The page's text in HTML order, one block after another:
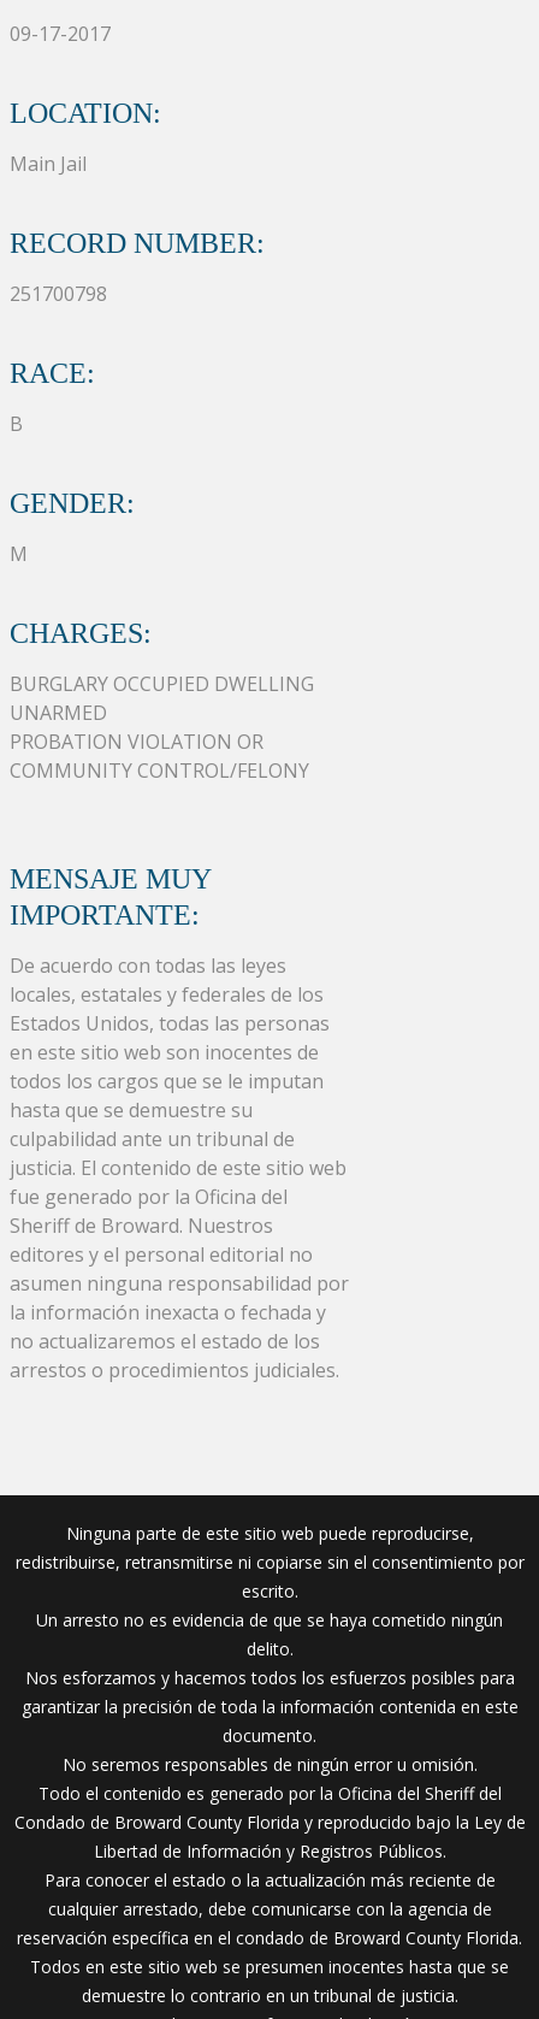
09-17-2017
LOCATION:
Main Jail
RECORD NUMBER:
251700798
RACE:
B
GENDER:
M
CHARGES:
BURGLARY OCCUPIED DWELLING
UNARMED
PROBATION VIOLATION OR
COMMUNITY CONTROL/FELONY
MENSAJE MUY
IMPORTANTE:
De acuerdo con todas las leyes
locales, estatales y federales de los
Estados Unidos, todas las personas
en este sitio web son inocentes de
todos los cargos que se le imputan
hasta que se demuestre su
culpabilidad ante un tribunal de
justicia. El contenido de este sitio web
fue generado por la Oficina del
Sheriff de Broward. Nuestros
editores y el personal editorial no
asumen ninguna responsabilidad por
la información inexacta o fechada y
no actualizaremos el estado de los
arrestos o procedimientos judiciales.
Ninguna parte de este sitio web puede reproducirse,
redistribuirse, retransmitirse ni copiarse sin el consentimiento por
escrito.
Un arresto no es evidencia de que se haya cometido ningún
delito.
Nos esforzamos y hacemos todos los esfuerzos posibles para
garantizar la precisión de toda la información contenida en este
documento.
No seremos responsables de ningún error u omisión.
Todo el contenido es generado por la Oficina del Sheriff del
Condado de Broward County Florida y reproducido bajo la Ley de
Libertad de Información y Registros Públicos.
Para conocer el estado o la actualización más reciente de
cualquier arrestado, debe comunicarse con la agencia de
reservación específica en el condado de Broward County Florida.
Todos en este sitio web se presumen inocentes hasta que se
demuestre lo contrario en un tribunal de justicia.